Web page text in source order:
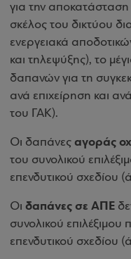
για την
σκέλος του δικτύου
ενεργειακά
και τηλεψύξης), το
δαπανών για τη
ανά επιχείρηση και
του ΓΑΚ).
Οι δαπάνες αγοράς
του συνολικού
επενδυτικού σχεδίου
Οι δαπάνες σε ΑΠΕ
συνολικού
επενδυτικού σχεδίου